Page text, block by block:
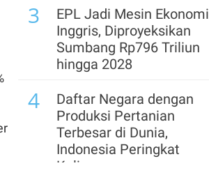
Pembangunan Papua,
Fokus pada Ekonomi
Kerakyatan dan Wilayah
Adat
3
EPL Jadi Mesin Ekonomi
Inggris, Diproyeksikan
Sumbang Rp796 Triliun
hingga 2028
4
Daftar Negara dengan
Produksi Pertanian
Terbesar di Dunia,
Indonesia Peringkat
Kelima